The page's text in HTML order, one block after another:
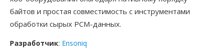
байтов и простая совместимость с инструментами
обработки сырых PCM-данных.
Разработчик: Ensoniq